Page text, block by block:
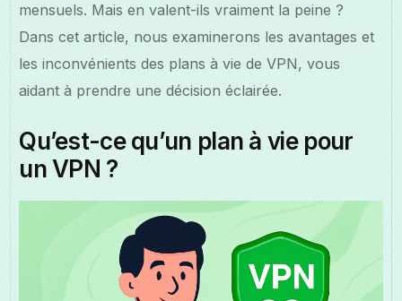
mensuels. Mais en valent-ils vraiment la peine ?
Dans cet article, nous examinerons les avantages et
les inconvénients des plans à vie de VPN, vous
aidant à prendre une décision éclairée.
Qu’est-ce qu’un plan à vie pour
un VPN ?